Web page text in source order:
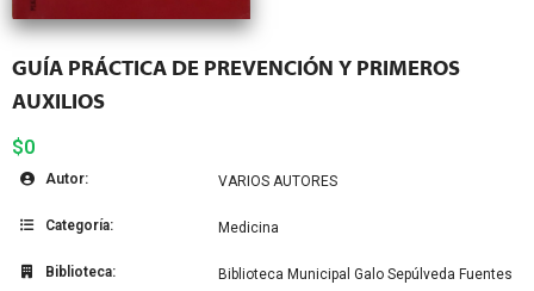
GUÍA PRÁCTICA DE PREVENCIÓN Y PRIMEROS
AUXILIOS
$0
Autor: VARIOS AUTORES
Categoría: Medicina
Biblioteca: Biblioteca Municipal Galo Sepúlveda Fuentes